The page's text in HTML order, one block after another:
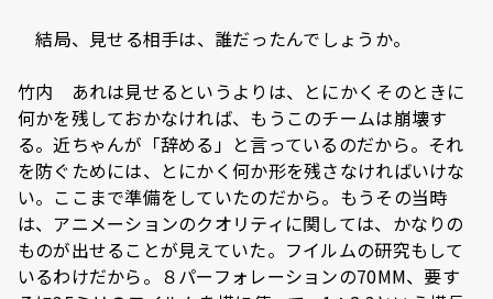
―― 結局、見せる相手は、誰だったんでしょうか。
竹内 あれは見せるというよりは、とにかくそのときに
何かを残しておかなければ、もうこのチームは崩壊す
る。近ちゃんが「辞める」と言っているのだから。それ
を防ぐためには、とにかく何か形を残さなければいけな
い。ここまで準備をしていたのだから。もうその当時
は、アニメーションのクオリティに関しては、かなりの
ものが出せることが見えていた。フイルムの研究もして
いるわけだから。８パーフォレーションの70MM、要す